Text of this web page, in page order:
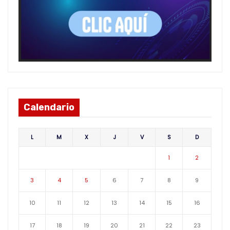
Calendario
L M X J V S D
1 2
3 4 5 6 7 8 9
10 11 12 13 14 15 16
17 18 19 20 21 22 23